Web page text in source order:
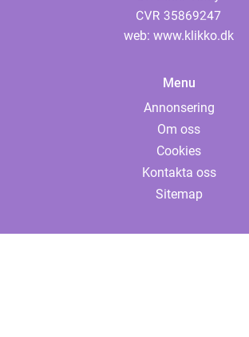
web: www.klikko.dk
Menu
Annonsering
Om oss
Cookies
Kontakta oss
Sitemap